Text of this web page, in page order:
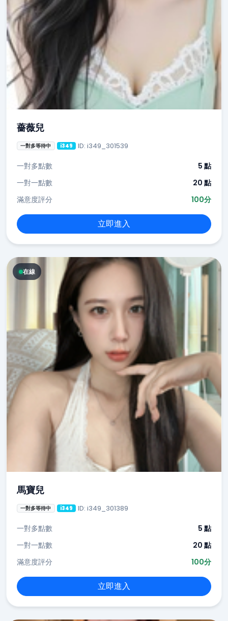
薔薇兒
一對多等待中 i349 ID: i349_301539
一對多點數
5 點
一對一點數
20 點
滿意度評分
100分
立即進入
在線
馬寶兒
一對多等待中 i349 ID: i349_301389
一對多點數
5 點
一對一點數
20 點
滿意度評分
100分
立即進入